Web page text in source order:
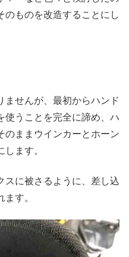
のものを改造することにし
ませんが、最初からハンド
使うことを完全に諦め、ハ
のままウインカーとホーン
ます。
スに被さるように、差し込
す。